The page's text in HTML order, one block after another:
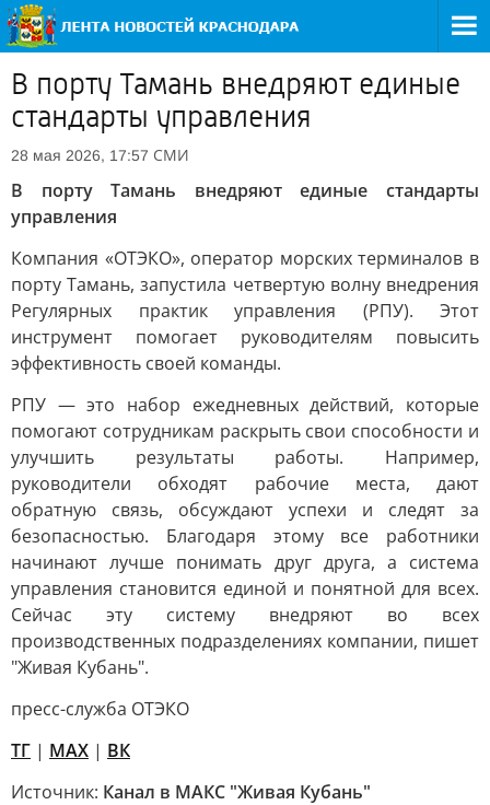
В порту Тамань внедряют единые
стандарты управления
28 мая 2026, 17:57 СМИ
В порту Тамань внедряют единые стандарты
управления
Компания «ОТЭКО», оператор морских терминалов в
порту Тамань, запустила четвертую волну внедрения
Регулярных практик управления (РПУ). Этот
инструмент помогает руководителям повысить
эффективность своей команды.
РПУ — это набор ежедневных действий, которые
помогают сотрудникам раскрыть свои способности и
улучшить результаты работы. Например,
руководители обходят рабочие места, дают
обратную связь, обсуждают успехи и следят за
безопасностью. Благодаря этому все работники
начинают лучше понимать друг друга, а система
управления становится единой и понятной для всех.
Сейчас эту систему внедряют во всех
производственных подразделениях компании, пишет
"Живая Кубань".
пресс-служба ОТЭКО
TГ | MAX | ВК
Источник: Канал в МАКС "Живая Кубань"